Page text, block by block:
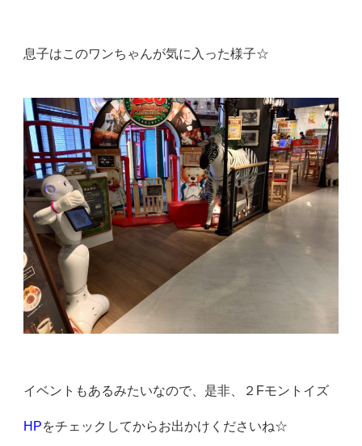
息子はこのワンちゃんが気に入った様子☆
イベントもあるみたいなので、是非、２Fモントイズ
HPをチェックしてからお出かけくださいね☆